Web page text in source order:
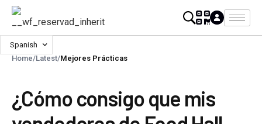
Spanish
Home/Latest/Mejores Prácticas
¿Cómo consigo que mis